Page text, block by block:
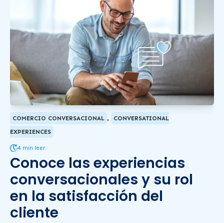
COMERCIO CONVERSACIONAL ,
CONVERSATIONAL
EXPERIENCES
4 min leer.
Conoce las experiencias
conversacionales y su rol
en la satisfacción del
cliente